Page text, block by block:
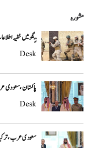
مشورہ
ہنگو میں خفیہ اطلاعات
Desk
پاکستان، سعودی
Desk
سعودی عرب،